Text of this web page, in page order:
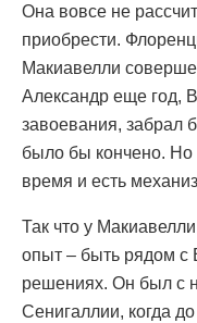
Она вовсе не
приобрести.
Макиавелли
Александр еще год,
завоевания, забрал
было бы кончено. Но
время и есть
Так что у
опыт – быть рядом с
решениях. Он был с
Сенигаллии, когда